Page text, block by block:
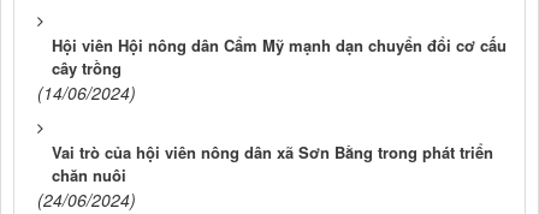
Hội viên Hội nông dân Cẩm Mỹ mạnh dạn chuyển đổi cơ cấu
cây trồng
(14/06/2024)
Vai trò của hội viên nông dân xã Sơn Bằng trong phát triển
chăn nuôi
(24/06/2024)